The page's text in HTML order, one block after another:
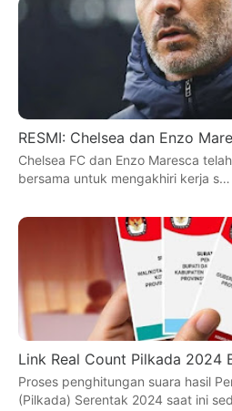
RESMI: Chelsea dan Enzo
Chelsea FC dan Enzo Maresca
bersama untuk mengakhiri kerja s…
Link Real Count Pilkada 2024
Proses penghitungan suara hasil
(Pilkada) Serentak 2024 saat ini